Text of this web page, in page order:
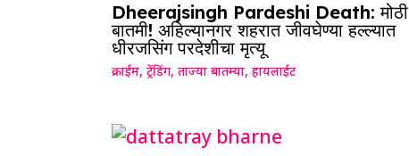
Dheerajsingh Pardeshi Death: मोठी
बातमी! अहिल्यानगर शहरात जीवघेण्या हल्ल्यात
धीरजसिंग परदेशीचा मृत्यू
क्राईम, ट्रेंडिंग, ताज्या बातम्या, हायलाईट